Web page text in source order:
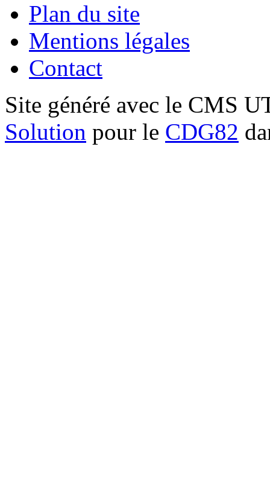
Plan du site
Mentions légales
Contact
Site généré avec le CMS
Solution pour le CDG82